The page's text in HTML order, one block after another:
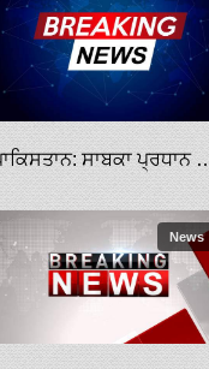
ਪਾਕਿਸਤਾਨ: ਸਾਬਕਾ ਪ੍ਰਧਾਨ
News